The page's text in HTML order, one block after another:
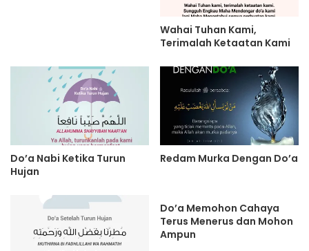
Wahai Tuhan Kami,
Terimalah Ketaatan Kami
Do’a Nabi Ketika Turun
Hujan
Redam Murka Dengan Do’a
Do’a Memohon Cahaya
Terus Menerus dan Mohon
Ampun